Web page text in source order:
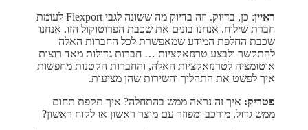
ראיין
: כן, בדיוק. וזה בדיוק מה ששונה לגבי Flexport לעומת
חברת שילוח. אנחנו בונים את שכבת הפרוטוקול הזו. אנחנו
שכבת החלפת המידע שמאפשרת לכל החברות האלה
להתקשר ולבצע טרנזאקציות … חברות גדולות מאד רוצות
אוטומציה לטרנזאקציות האלה, והחברות הקטנות מחפשות
איך לפשט את התהליך והשירות שהן מציעות.
פטריק: איך זה נראה ממש בהתחלה? איך תקפת תחום
ממש גדול, מורכב ומפוזר עם מוצר ראשון או לקוח ראשון?